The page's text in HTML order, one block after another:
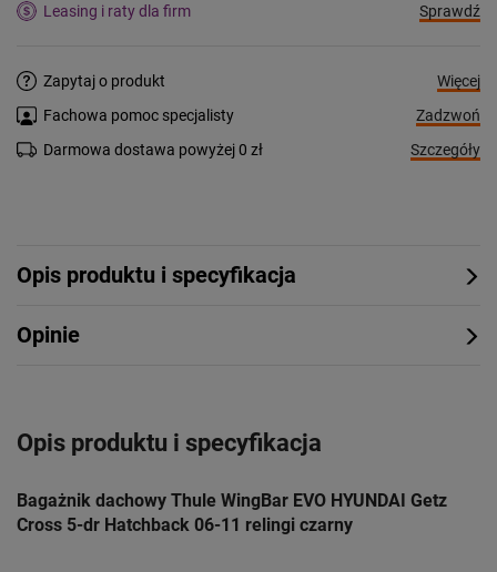
Leasing i raty dla firm
Sprawdź
Zapytaj o produkt
Więcej
Fachowa pomoc specjalisty
Zadzwoń
Darmowa dostawa powyżej 0 zł
Szczegóły
Opis produktu i specyfikacja
Opinie
Opis produktu i specyfikacja
Bagażnik dachowy Thule WingBar EVO HYUNDAI Getz
Cross 5-dr Hatchback 06-11 relingi czarny